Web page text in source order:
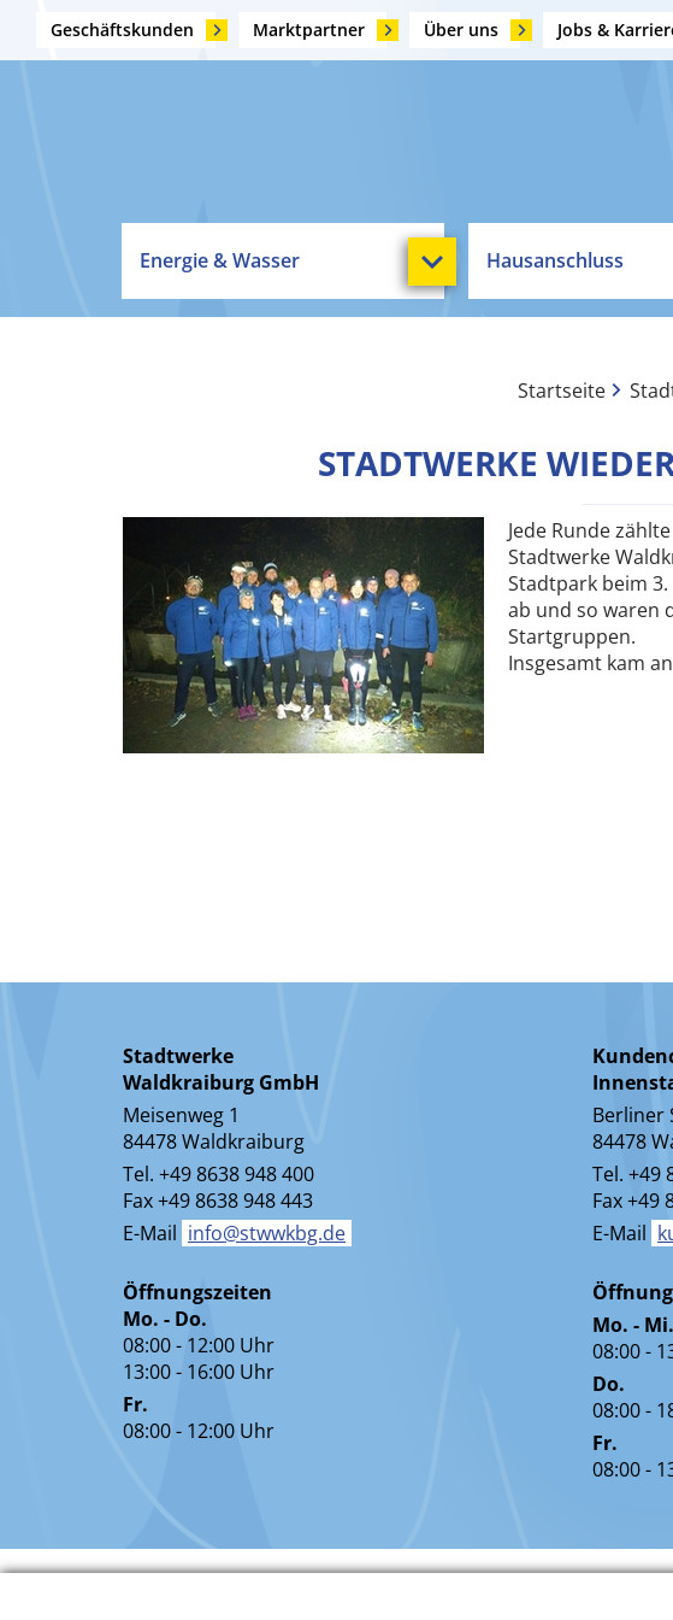
Geschäftskunden Marktpartner Über uns Jobs &
Energie & Wasser Hausanschluss
Startseite
STADTWERKE
Jede Runde
Stadtwerke
Stadtpark beim
ab und so waren
Startgruppen.
Insgesamt kam
Stadtwerke
Waldkraiburg GmbH
Meisenweg 1
84478 Waldkraiburg
Tel. +49 8638 948 400
Fax +49 8638 948 443
E-Mail info@stwwkbg.de
Öffnungszeiten
Mo. - Do.
08:00 - 12:00 Uhr
13:00 - 16:00 Uhr
Fr.
08:00 - 12:00 Uhr
Berliner
84478
Tel. +49
Fax +49
E-Mail
Mo. - Mi.
08:00 -
Do.
08:00 -
Fr.
08:00 -